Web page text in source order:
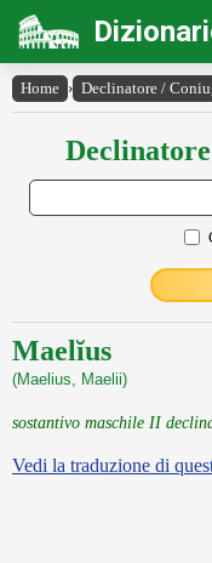
Home › Declinatore /
Maelĭus
(Maelius, Maelii)
sostantivo maschile II
Vedi la traduzione di